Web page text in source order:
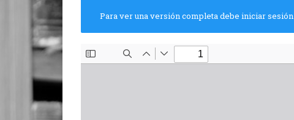
Para ver una versión completa debe iniciar sesión